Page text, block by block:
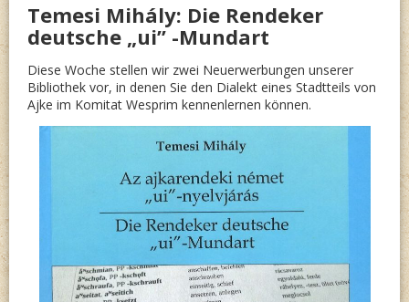
Temesi Mihály: Die Rendeker
deutsche „ui” -Mundart
Diese Woche stellen wir zwei Neuerwerbungen unserer
Bibliothek vor, in denen Sie den Dialekt eines Stadtteils von
Ajke im Komitat Wesprim kennenlernen können.